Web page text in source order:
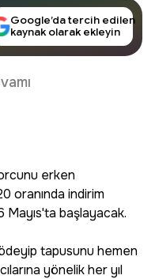
Google’da tercih edilen
kaynak olarak ekleyin
erken
oranında indirim
Mayıs'ta başlayacak.
tapusunu hemen
yönelik her yıl